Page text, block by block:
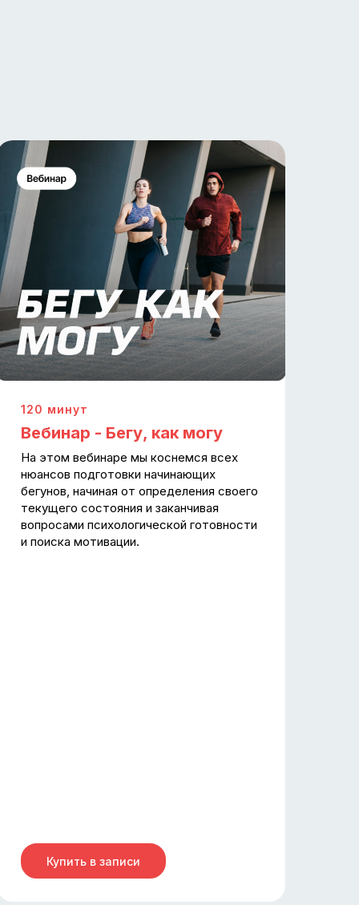
120 минут
Вебинар - Бегу, как могу
На этом вебинаре мы коснемся всех
нюансов подготовки начинающих
бегунов, начиная от определения своего
текущего состояния и заканчивая
вопросами психологической готовности
и поиска мотивации.
Купить в записи